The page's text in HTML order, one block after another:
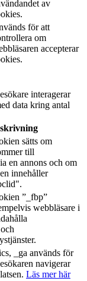
av
för att
om
accepterar
interagerar
data kring antal
sätts om
till
en annons och om
innehåller
”_fbp”
webbläsare i
_ga används för
navigerar
Läs mer här